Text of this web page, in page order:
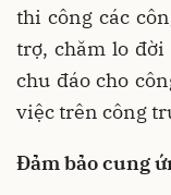
thi công các
trợ, chăm lo
chu đáo cho
việc trên công
Đảm bảo cung